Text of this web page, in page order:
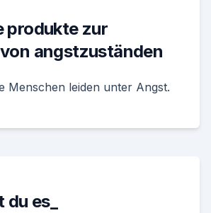
produkte zur
angstzuständen
Menschen leiden unter Angst.
es_